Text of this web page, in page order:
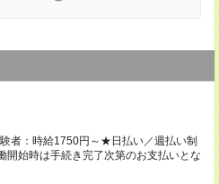
者：時給1750円～★日払い／週払い制
始時は手続き完了次第のお支払いとな